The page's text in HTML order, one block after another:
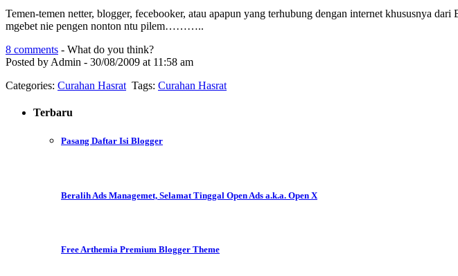
Temen-temen netter, blogger, fecebooker, atau apapun yang terhubung dengan internet khususnya
mgebet nie pengen nonton ntu pilem………..
8 comments - What do you think?
Posted by Admin - 30/08/2009 at 11:58 am
Categories: Curahan Hasrat Tags: Curahan Hasrat
Terbaru
Pasang Daftar Isi Blogger
Beralih Ads Managemet, Selamat Tinggal Open Ads a.k.a. Open X
Free Arthemia Premium Blogger Theme